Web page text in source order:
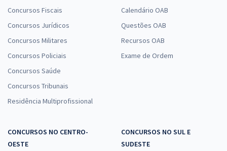
Concursos Fiscais
Concursos Jurídicos
Concursos Militares
Concursos Policiais
Concursos Saúde
Concursos Tribunais
Residência Multiprofissional
Calendário OAB
Questões OAB
Recursos OAB
Exame de Ordem
CONCURSOS NO CENTRO-
OESTE
CONCURSOS NO SUL E
SUDESTE